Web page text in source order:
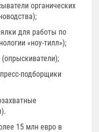
органических
для работы по
«ноу-тилл»);
(опрыскиватели);
подборщики
15 млн евро в